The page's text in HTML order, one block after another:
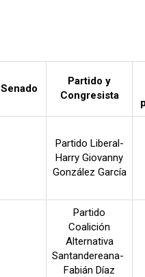
Senado
Partido y
Congresista
Partido Liberal-
Harry Giovanny
González García
Partido
Coalición
Alternativa
Santandereana-
Fabián Díaz